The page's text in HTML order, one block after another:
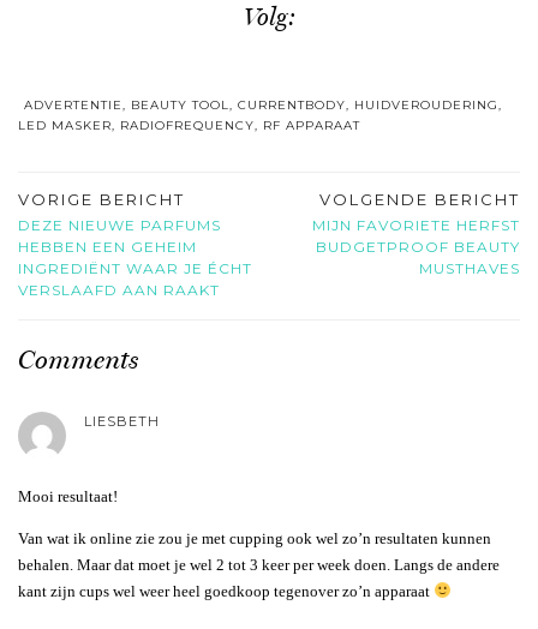
Volg:
ADVERTENTIE, BEAUTY TOOL, CURRENTBODY, HUIDVEROUDERING,
LED MASKER, RADIOFREQUENCY, RF APPARAAT
VORIGE BERICHT
DEZE NIEUWE PARFUMS
HEBBEN EEN GEHEIM
INGREDIËNT WAAR JE ÉCHT
VERSLAAFD AAN RAAKT
VOLGENDE BERICHT
MIJN FAVORIETE HERFST
BUDGETPROOF BEAUTY
MUSTHAVES
Comments
LIESBETH
Mooi resultaat!
Van wat ik online zie zou je met cupping ook wel zo’n resultaten kunnen
behalen. Maar dat moet je wel 2 tot 3 keer per week doen. Langs de andere
kant zijn cups wel weer heel goedkoop tegenover zo’n apparaat